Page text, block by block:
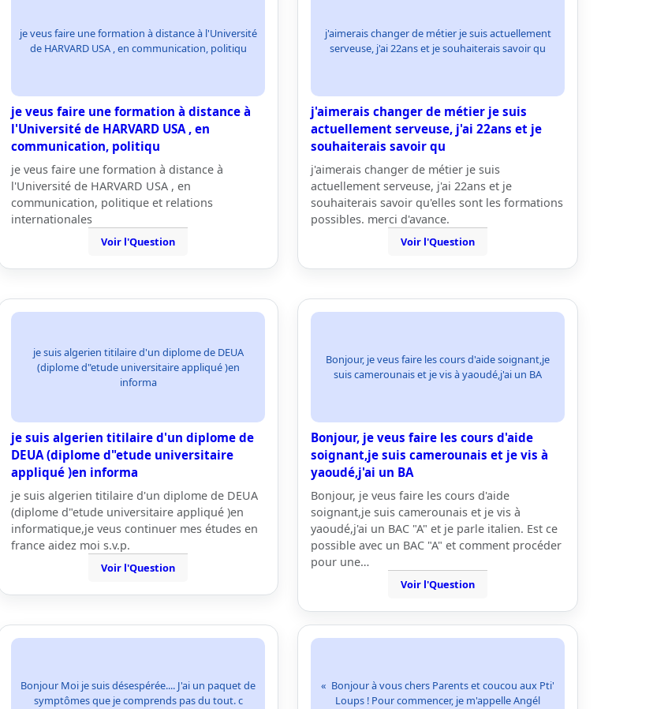
je veus faire une formation à distance à l'Université
de HARVARD USA , en communication, politiqu
je veus faire une formation à distance à
l'Université de HARVARD USA , en
communication, politiqu
je veus faire une formation à distance à
l'Université de HARVARD USA , en
communication, politique et relations
internationales
Voir l'Question
j'aimerais changer de métier je suis actuellement
serveuse, j'ai 22ans et je souhaiterais savoir qu
j'aimerais changer de métier je suis
actuellement serveuse, j'ai 22ans et je
souhaiterais savoir qu
j'aimerais changer de métier je suis
actuellement serveuse, j'ai 22ans et je
souhaiterais savoir qu'elles sont les formations
possibles. merci d'avance.
Voir l'Question
je suis algerien titilaire d'un diplome de DEUA
(diplome d"etude universitaire appliqué )en
informa
je suis algerien titilaire d'un diplome de
DEUA (diplome d"etude universitaire
appliqué )en informa
je suis algerien titilaire d'un diplome de DEUA
(diplome d"etude universitaire appliqué )en
informatique,je veus continuer mes études en
france aidez moi s.v.p.
Voir l'Question
Bonjour, je veus faire les cours d'aide soignant,je
suis camerounais et je vis à yaoudé,j'ai un BA
Bonjour, je veus faire les cours d'aide
soignant,je suis camerounais et je vis à
yaoudé,j'ai un BA
Bonjour, je veus faire les cours d'aide
soignant,je suis camerounais et je vis à
yaoudé,j'ai un BAC "A" et je parle italien. Est ce
possible avec un BAC "A" et comment procéder
pour une…
Voir l'Question
Bonjour Moi je suis désespérée.... J'ai un paquet de
symptômes que je comprends pas du tout. c
« Bonjour à vous chers Parents et coucou aux Pti'
Loups ! Pour commencer, je m'appelle Angél